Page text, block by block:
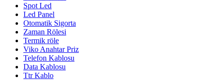
Spot Led
Led Panel
Otomatik Sigorta
Zaman Rölesi
Termik röle
Viko Anahtar Priz
Telefon Kablosu
Data Kablosu
Ttr Kablo